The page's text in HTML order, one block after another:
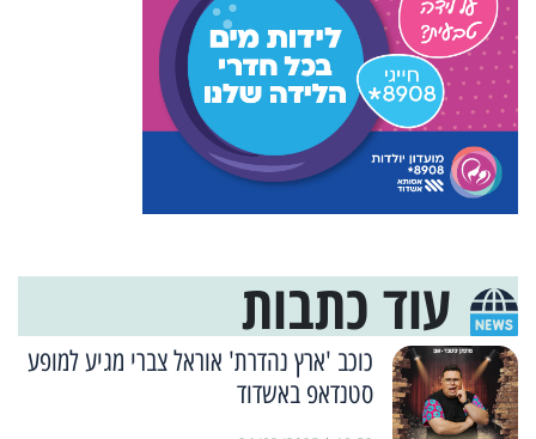
עוד כתבות
כוכב 'ארץ נהדרת' אוראל צברי מגיע למופע
סטנדאפ באשדוד